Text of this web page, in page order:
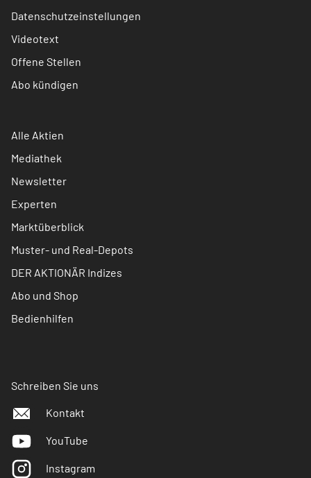
Datenschutzeinstellungen
Videotext
Offene Stellen
Abo kündigen
Alle Aktien
Mediathek
Newsletter
Experten
Marktüberblick
Muster- und Real-Depots
DER AKTIONÄR Indizes
Abo und Shop
Bedienhilfen
Schreiben Sie uns
Kontakt
YouTube
Instagram